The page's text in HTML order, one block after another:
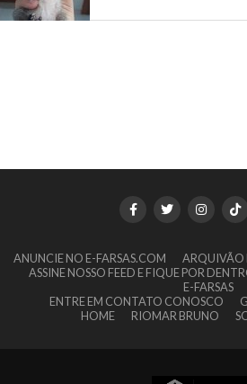
ANUNCIE NO E-FARSAS.COM ARQUIVÃO
ASSINE NOSSO FEED E FIQUE POR
E-FARSAS
ENTRE EM CONTATO CONOSCO
HOME
RIOMAR BRUNO